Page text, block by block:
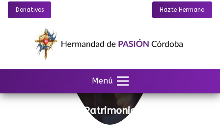
Donativos Hazte Hermano
Menú
Patrimonio